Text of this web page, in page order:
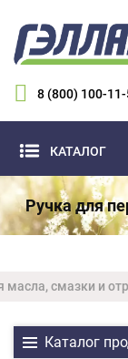
8 (800) 100-11-
КАТАЛОГ
Ручка для
смазки и
Каталог